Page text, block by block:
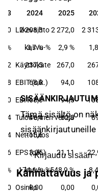
2024 2025
2024 2025
Liikevaihto
2 208,3 2 272,0 2
      kasvu-%
% 3,7 % 2,9 %
Käyttökate
237,5 267,0
EBIT (oik.)
68,0 94,0
EBIT68,0 94,0
Tulos ennen veroja
6,4 46,4 82,0
Nettotulos
−15,6
EPS (oik.)
3,25 21,11
      kasvu-%
% 174,6 % 548,9 %
Osinko
0,00 0,00
Tämä sisältö on
Kirjaudu sisään
Kannattavuus ja